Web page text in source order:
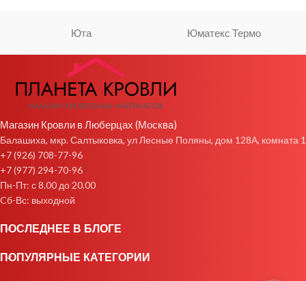
Юта Юматекс Термо
Магазин Кровли в Люберцах (Москва)
Балашиха, мкр. Салтыковка, ул Лесные Поляны, дом 128А, комната 1
+7 (926) 708-77-96
+7 (977) 294-70-96
Пн-Пт: с 8.00 до 20.00
Cб-Вс: выходной
ПОСЛЕДНЕЕ В БЛОГЕ
ПОПУЛЯРНЫЕ КАТЕГОРИИ